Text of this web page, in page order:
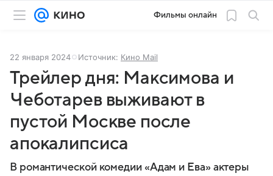
Фильмы онлайн
22 января 2024 Источник: Кино Mail
Трейлер дня: Максимова и
Чеботарев выживают в
пустой Москве после
апокалипсиса
В романтической комедии «Адам и Ева» актеры